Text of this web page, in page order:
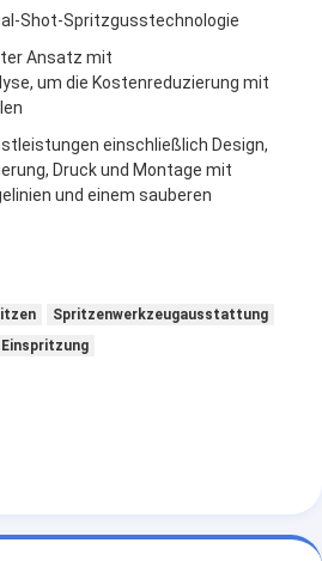
Shot-Spritzgusstechnologie
Ansatz mit
um die Kostenreduzierung mit
einschließlich Design,
Druck und Montage mit
und einem sauberen
Spritzenwerkzeugausstattung